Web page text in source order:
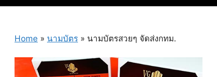
Home » นามบัตร » นามบัตรสวยๆ จัดส่งกทม.